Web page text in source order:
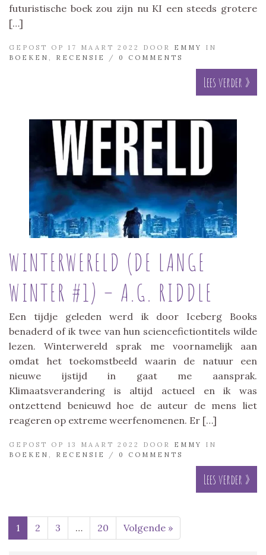
futuristische boek zou zijn nu KI een steeds grotere
[…]
GEPOST OP 17 MAART 2022 DOOR EMMY
IN
BOEKEN , RECENSIE / 0 COMMENTS
Lees verder »
WINTERWERELD (DE LANGE
WINTER #1) – A.G. RIDDLE
Een tijdje geleden werd ik door Iceberg Books
benaderd of ik twee van hun sciencefictiontitels wilde
lezen. Winterwereld sprak me voornamelijk aan
omdat het toekomstbeeld waarin de natuur een
nieuwe ijstijd in gaat me aansprak.
Klimaatsverandering is altijd actueel en ik was
ontzettend benieuwd hoe de auteur de mens liet
reageren op extreme weerfenomenen. Er […]
GEPOST OP 13 MAART 2022 DOOR EMMY
IN
BOEKEN , RECENSIE / 0 COMMENTS
Lees verder »
1 2 3 … 20 Volgende »